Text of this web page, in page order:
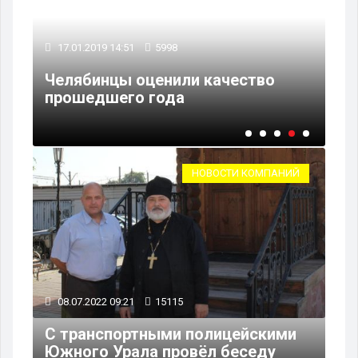
качество
14.11.2018 11:59
Эксперты выяснили,
челябинцы доверяют
НОВОСТИ КОМПАНИЙ
08.07.2022 09:21 15115
С транспортными полицейскими
Южного Урала провёл беседу